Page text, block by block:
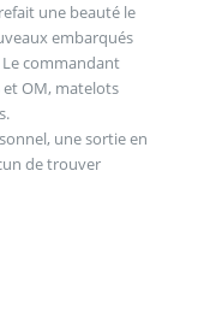
une beauté le
embarqués
Le commandant
et OM, matelots
une sortie en
de trouver